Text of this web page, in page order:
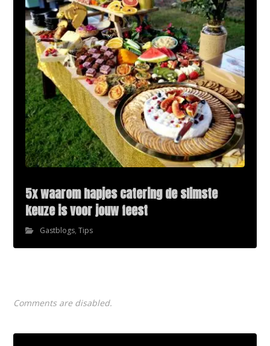
5x waarom hapjes catering de slimste
keuze is voor jouw feest
Gastblogs,Tips
Comments are disabled.